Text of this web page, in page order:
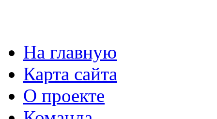
На главную
Карта сайта
О проекте